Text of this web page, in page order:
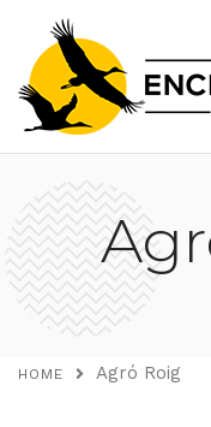
HOME Agró Roig